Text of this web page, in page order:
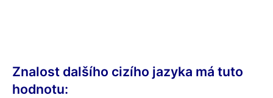
Znalost dalšího cizího jazyka má tuto
hodnotu: